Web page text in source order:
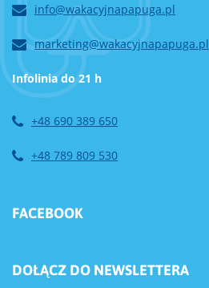
info@wakacyjnapapuga.pl
marketing@wakacyjnapapuga.pl
Infolinia do 21 h
+48 690 389 650
+48 789 809 530
FACEBOOK
DOŁĄCZ DO NEWSLETTERA